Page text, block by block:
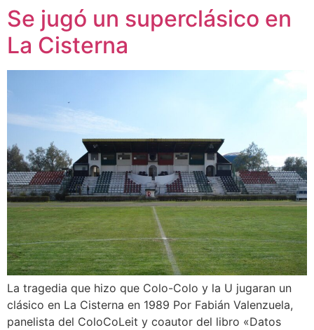
Se jugó un superclásico en
La Cisterna
La tragedia que hizo que Colo-Colo y la U jugaran un
clásico en La Cisterna en 1989 Por Fabián Valenzuela,
panelista del ColoCoLeit y coautor del libro «Datos